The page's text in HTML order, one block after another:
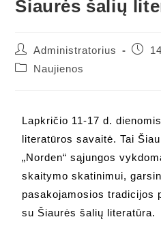
Šiaurės šalių
Administratorius
Naujienos
Lapkričio 11-17 d.
literatūros savaitė. Tai
„Norden“ sąjungos
skaitymo skatinimui,
pasakojamosios tradicijos
su Šiaurės šalių literatūra.